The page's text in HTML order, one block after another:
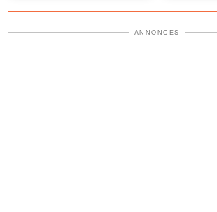
voix
Je
ANNONCES